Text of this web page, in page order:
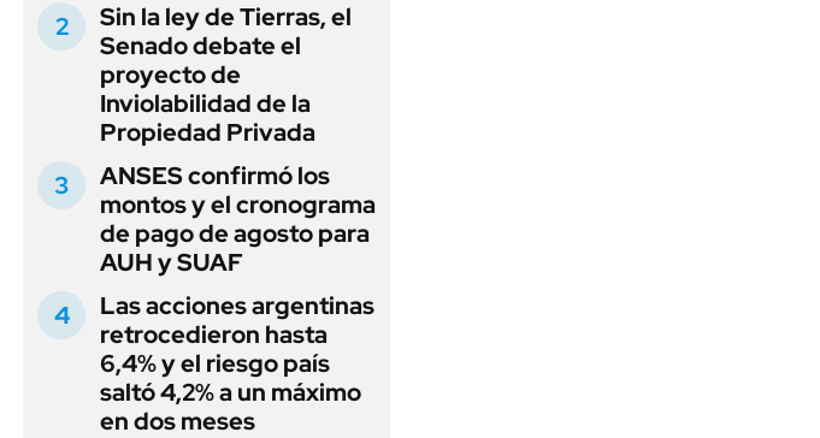
Sin la ley de Tierras, el
Senado debate el
proyecto de
Inviolabilidad de la
Propiedad Privada
ANSES confirmó los
montos y el cronograma
de pago de agosto para
AUH y SUAF
Las acciones argentinas
retrocedieron hasta
6,4% y el riesgo país
saltó 4,2% a un máximo
en dos meses